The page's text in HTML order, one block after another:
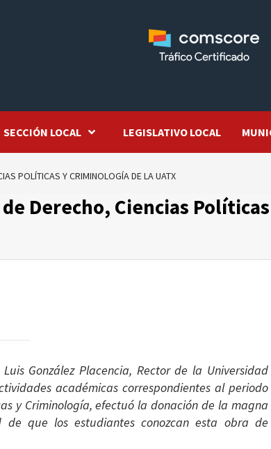
SECCIÓN LOCAL LEGISLATIVO LOCAL
POLÍTICAS Y CRIMINOLOGÍA DE LA UATX
Derecho, Ciencias
Luis González Placencia, Rector de la Universidad
académicas correspondientes al periodo
y Criminología, efectuó la donación de la magna
de que los estudiantes conozcan esta obra de